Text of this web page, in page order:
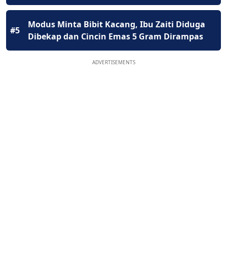
#5
Modus Minta Bibit Kacang, Ibu Zaiti Diduga
Dibekap dan Cincin Emas 5 Gram Dirampas
ADVERTISEMENTS